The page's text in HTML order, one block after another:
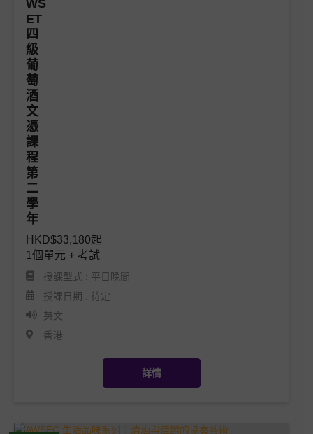
HKD$33,180起
1個單元 + 考試
授課型式 : 平日晚間
授課日期 : 待定
英文
香港
詳情